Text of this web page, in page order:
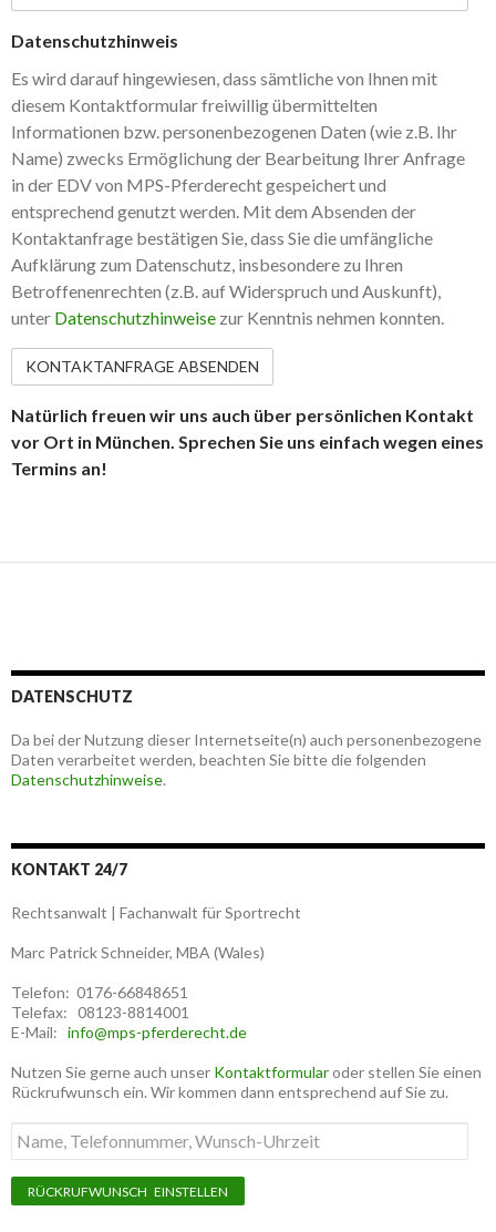
Datenschutzhinweis
Es wird darauf hingewiesen, dass sämtliche von Ihnen mit
diesem Kontaktformular freiwillig übermittelten
Informationen bzw. personenbezogenen Daten (wie z.B. Ihr
Name) zwecks Ermöglichung der Bearbeitung Ihrer Anfrage
in der EDV von MPS-Pferderecht gespeichert und
entsprechend genutzt werden. Mit dem Absenden der
Kontaktanfrage bestätigen Sie, dass Sie die umfängliche
Aufklärung zum Datenschutz, insbesondere zu Ihren
Betroffenenrechten (z.B. auf Widerspruch und Auskunft),
unter Datenschutzhinweise zur Kenntnis nehmen konnten.
Natürlich freuen wir uns auch über persönlichen Kontakt
vor Ort in München. Sprechen Sie uns einfach wegen eines
Termins an!
DATENSCHUTZ
Da bei der Nutzung dieser Internetseite(n) auch personenbezogene
Daten verarbeitet werden, beachten Sie bitte die folgenden
Datenschutzhinweise.
KONTAKT 24/7
Rechtsanwalt | Fachanwalt für Sportrecht
Marc Patrick Schneider, MBA (Wales)
Telefon: 0176-66848651
Telefax: 08123-8814001
E-Mail: info@mps-pferderecht.de
Nutzen Sie gerne auch unser Kontaktformularoder stellen Sie einen
Rückrufwunsch ein. Wir kommen dann entsprechend auf Sie zu.
Name,
Telefonnummer,
Uhrzeit